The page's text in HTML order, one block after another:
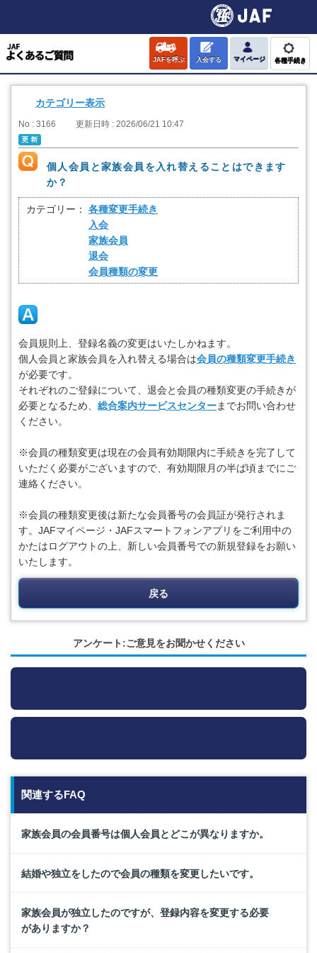
JAFを呼ぶ 入会する マイページ 各種手続き
カテゴリー表示
No : 3166 更新日時 : 2026/06/21 10:47
個人会員と家族会員を入れ替えることはできます
か？
カテゴリー：
各種変更手続き
入会
家族会員
退会
会員種類の変更
会員規則上、登録名義の変更はいたしかねます。
個人会員と家族会員を入れ替える場合は会員の種類変更手続き
が必要です。
それぞれのご登録について、退会と会員の種類変更の手続きが
必要となるため、 総合案内サービスセンターまでお問い合わせ
ください。
※会員の種類変更は現在の会員有効期限内に手続きを完了して
いただく必要がございますので、有効期限月の半ば頃までにご
連絡ください。
※会員の種類変更後は新たな会員番号の会員証が発行されま
す。JAFマイページ・JAFスマートフォンアプリをご利用中の
かたはログアウトの上、新しい会員番号での新規登録をお願い
いたします。
戻る
アンケート:ご意見をお聞かせください
関連するFAQ
家族会員の会員番号は個人会員とどこが異なりますか。
結婚や独立をしたので会員の種類を変更したいです。
家族会員が独立したのですが、登録内容を変更する必要
がありますか？